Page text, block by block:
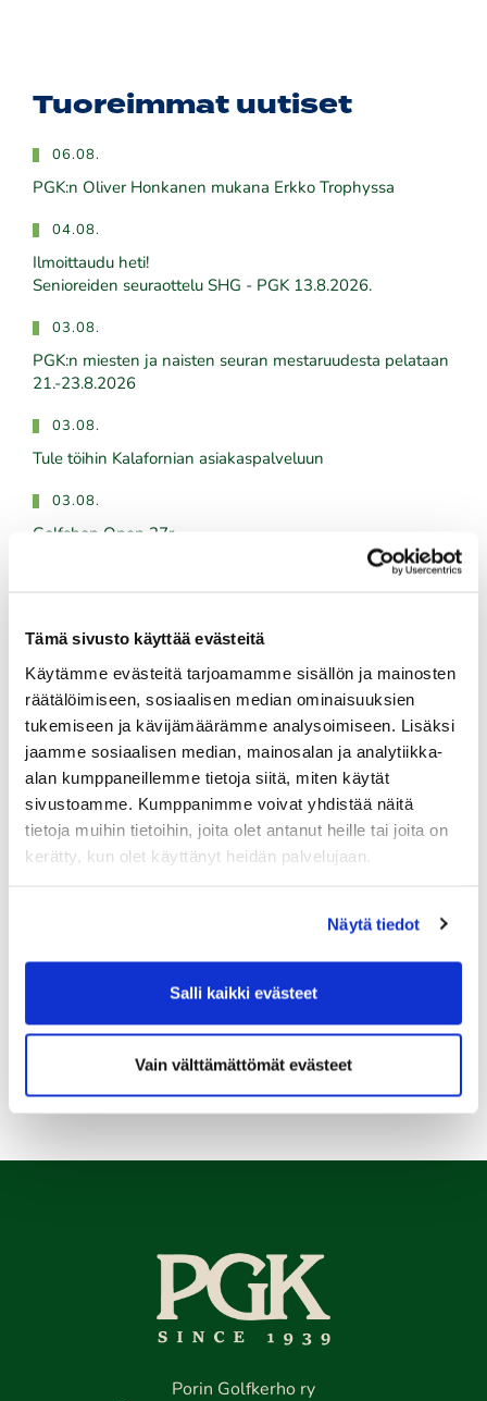
Tämä sivusto käyttää evästeitä
Käytämme evästeitä tarjoamamme sisällön ja mainosten
räätälöimiseen, sosiaalisen median ominaisuuksien
tukemiseen ja kävijämäärämme analysoimiseen. Lisäksi
jaamme sosiaalisen median, mainosalan ja analytiikka-
alan kumppaneillemme tietoja siitä, miten käytät
sivustoamme. Kumppanimme voivat yhdistää näitä
tietoja muihin tietoihin, joita olet antanut heille tai joita on
kerätty, kun olet käyttänyt heidän palvelujaan.
Näytä tiedot
Salli kaikki evästeet
Vain välttämättömät evästeet
Tuoreimmat uutiset
06.08.
PGK:n Oliver Honkanen mukana Erkko Trophyssa
04.08.
Ilmoittaudu heti!
​​​​​​​Senioreiden seuraottelu SHG - PGK 13.8.2026.
03.08.
PGK:n miesten ja naisten seuran mestaruudesta pelataan
21.-23.8.2026
03.08.
Tule töihin Kalafornian asiakaspalveluun
03.08.
Golfshop Open 27r
Tulevat tapahtumat
08.08.
IKH Milwaukee Open
10.08.
Green Card kurssi Ma 10.8. klo 17-21
10.08.
Pariskuntagolf 5/7
Kaikki tapahtumat >>
Porin Golfkerho ry